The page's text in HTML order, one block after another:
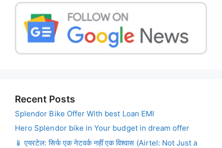
Recent Posts
Splendor Bike Offer With best Loan EMI
Hero Splendor bike in Your budget in dream offer
📱 एयरटेल: सिर्फ एक नेटवर्क नहीं एक विश्वास (Airtel: Not Just a